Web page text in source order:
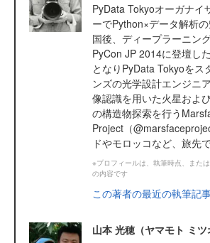
PyData Tokyoオーガナイ
ーでPython×データ解析
国後、ディープラーニン
PyCon JP 2014に登壇し
となりPyData Tokyoをス
ンズの光学設計エンジニ
像認識を用いた火星およ
の構造物探索を行う
Project（
ドやモロッコなど、旅先
※プロフィールは、執筆時点、また
の内容です
この著者の最近の執筆記
山本 光穂（ヤマモト ミツ